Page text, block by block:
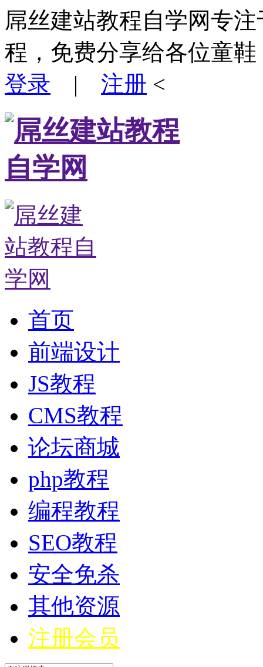
屌丝建站教程自学网专
程，免费分享给各位童
登录 | 注册 <
首页
前端设计
JS教程
CMS教程
论坛商城
php教程
编程教程
SEO教程
安全免杀
其他资源
注册会员